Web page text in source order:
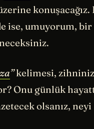
ise, umuyorum, bir
”kelimesi,
Onu günlük
olsanız, neyi